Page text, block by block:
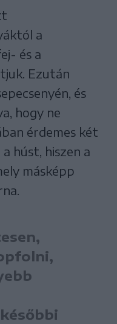
a
és a
Ezután
és
hogy ne
érdemes két
húst, hiszen a
másképp